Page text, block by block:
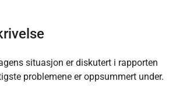
situasjon er diskutert i rapporten
problemene er oppsummert under.